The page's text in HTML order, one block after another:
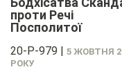
проти Речі
Посполитої
20-P-979 | 5 ЖОВТНЯ
РОКУ